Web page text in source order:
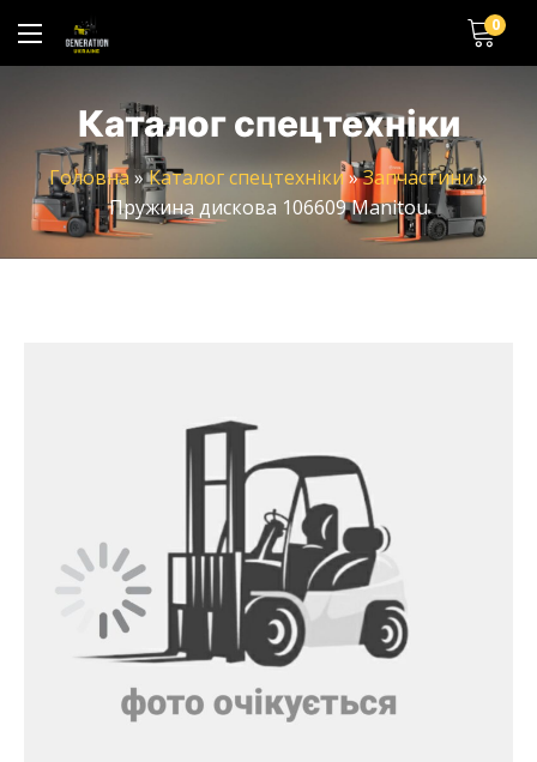
0
Каталог спецтехніки
Головна»Каталог спецтехніки»Запчастини»
Пружина дискова 106609 Manitou